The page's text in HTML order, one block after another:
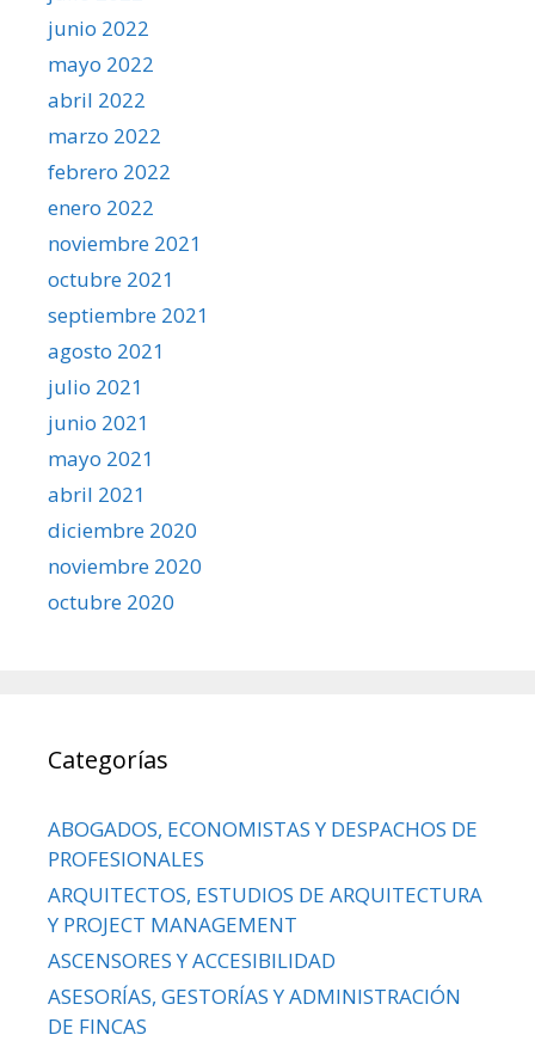
junio 2022
mayo 2022
abril 2022
marzo 2022
febrero 2022
enero 2022
noviembre 2021
octubre 2021
septiembre 2021
agosto 2021
julio 2021
junio 2021
mayo 2021
abril 2021
diciembre 2020
noviembre 2020
octubre 2020
Categorías
ABOGADOS, ECONOMISTAS Y DESPACHOS DE
PROFESIONALES
ARQUITECTOS, ESTUDIOS DE ARQUITECTURA
Y PROJECT MANAGEMENT
ASCENSORES Y ACCESIBILIDAD
ASESORÍAS, GESTORÍAS Y ADMINISTRACIÓN
DE FINCAS